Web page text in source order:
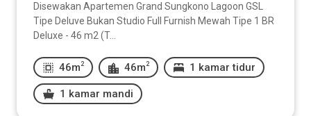
Disewakan Apartemen Grand Sungkono Lagoon GSL
Tipe Deluve Bukan Studio Full Furnish Mewah Tipe 1 BR
Deluxe - 46 m2 (T...
46m 2 46m 2 1 kamar tidur
1 kamar mandi